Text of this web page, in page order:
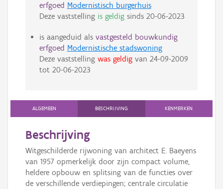
erfgoed Modernistisch burgerhuis
Deze vaststelling is geldigsinds 20-06-2023
is aangeduid als vastgesteld bouwkundig
erfgoed Modernistische stadswoning
Deze vaststelling was geldigvan 24-09-2009
tot 20-06-2023
ALGEMEEN BESCHRIJVING KENMERKEN
Beschrijving
Witgeschilderde rijwoning van architect E. Baeyens
van 1957 opmerkelijk door zijn compact volume,
heldere opbouw en splitsing van de functies over
de verschillende verdiepingen; centrale circulatie